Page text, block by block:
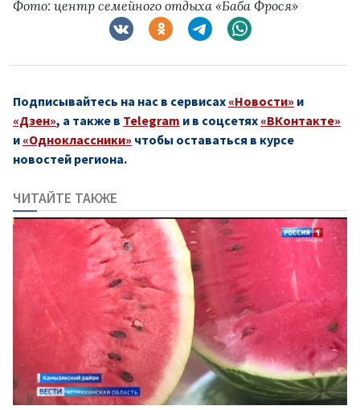
Фото: центр семейного отдыха «Баба Фрося»
Подписывайтесь на нас в сервисах «Новости» и
«Дзен», а также в Telegram и в соцсетях «ВКонтакте»
и «Одноклассники» чтобы оставаться в курсе
новостей региона.
ЧИТАЙТЕ ТАКЖЕ